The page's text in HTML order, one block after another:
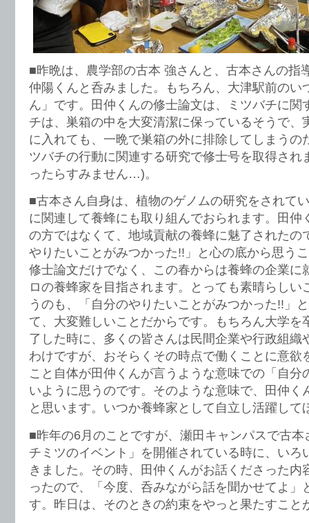
■昨晩は、農学部の古本 強さんと、古本さんの指
仲陽くんと呑みました。もちろん、大津駅前のい
ん」です。田仲くんの修士論文は、ミツバチに関
チは、巣箱の中を大変清潔に保っているそうで、
に入れても、一晩で巣箱の外に排除してしまうの
ツバチの行動に関連する研究で修士号を取得され
ったらすみません…)。
■古本さん自身は、植物のゲノムの研究をされて
に関連して養蜂にも取り組んでおられます。田仲
の方ではなくて、地域貢献の養蜂に魅了されたの
やりたいことがみつかった!!」と心の底から思う
修士論文だけでなく、この春からは養蜂の企業に
ロの養蜂家を目指されます。とっても素晴らしい
うのも、「自分のやりたいことがみつかった!!」
て、大変難しいことだからです。もちろん大学を
了した時に、多くの皆さんは民間企業や行政組織
わけですが、おそらくその時点で働くことに意欲
こと自体が田仲くんが言うような意味での「自分
いように思うのです。そのような意味で、田仲く
と思います。いつか養蜂家として自立し活躍して
■昨年の6月のことですが、瀬田キャンパスで古
チミツのイベント」を開催されている時に、いろ
きました。その時、田仲くんがお話くださった内
ったので、「今度、呑みながら話を聞かせてよ」
す。昨日は、そのときの約束をやっと果たすこと